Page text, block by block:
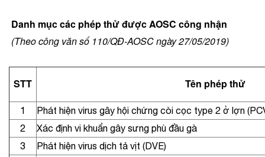
Danh mục các phép thử được AOSC công nhận
(Theo công văn số 110/QĐ-AOSC ngày 27/05/2019)
STT Tên phép thử
1
Phát hiện virus gây hội chứng còi cọc type 2 ở lợn
2
Xác định vi khuẩn gây sưng phù đầu gà
3
Phát hiện virus dịch tả vịt (DVE)